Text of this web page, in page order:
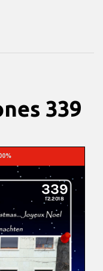
339